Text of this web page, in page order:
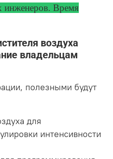
инженеров. Время
воздуха
владельцам
полезными будут
для
интенсивности